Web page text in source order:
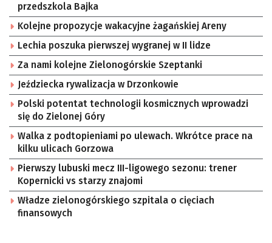
przedszkola Bajka
Kolejne propozycje wakacyjne żagańskiej Areny
Lechia poszuka pierwszej wygranej w II lidze
Za nami kolejne Zielonogórskie Szeptanki
Jeździecka rywalizacja w Drzonkowie
Polski potentat technologii kosmicznych wprowadzi
się do Zielonej Góry
Walka z podtopieniami po ulewach. Wkrótce prace na
kilku ulicach Gorzowa
Pierwszy lubuski mecz III-ligowego sezonu: trener
Kopernicki vs starzy znajomi
Władze zielonogórskiego szpitala o cięciach
finansowych